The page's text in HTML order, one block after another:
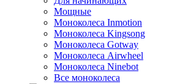
Мощные
Моноколеса Inmotion
Моноколеса Kingsong
Моноколеса Gotway
Моноколеса Airwheel
Моноколеса Ninebot
Все моноколеса